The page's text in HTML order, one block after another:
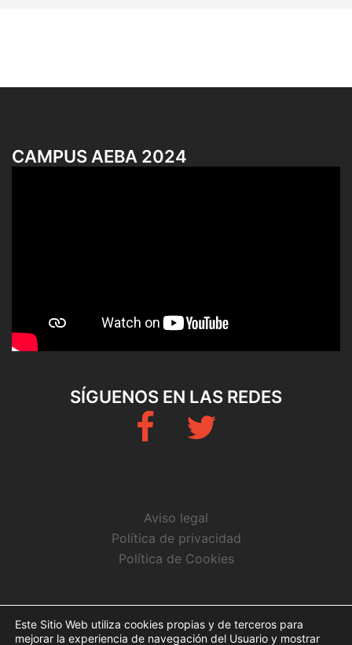
CAMPUS AEBA 2024
SÍGUENOS EN LAS REDES
Fb Twitter
Aviso legal
Política de privacidad
Política de Cookies
CONTACTO
Este Sitio Web utiliza cookies propias y de terceros para
mejorar la experiencia de navegación del Usuario y mostrar